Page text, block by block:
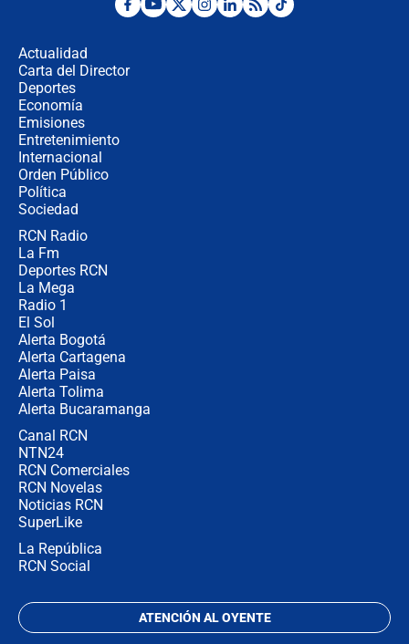
¿La posesión de Abelardo De la
Actualidad
Carta del Director
Deportes
Economía
Emisiones
Entretenimiento
Internacional
Orden Público
Política
Sociedad
RCN Radio
La Fm
Deportes RCN
La Mega
Radio 1
El Sol
Alerta Bogotá
Alerta Cartagena
Alerta Paisa
Alerta Tolima
Alerta Bucaramanga
Canal RCN
NTN24
RCN Comerciales
RCN Novelas
Noticias RCN
SuperLike
La República
RCN Social
ATENCIÓN AL OYENTE